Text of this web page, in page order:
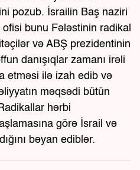
pozub. İsrailin Baş naziri
bunu Fələstinin radikal
və ABŞ prezidentinin
danışıqlar zamanı irəli
etməsi ilə izah edib və
məqsədi bütün
hərbi
görə İsrail və
bəyan ediblər.